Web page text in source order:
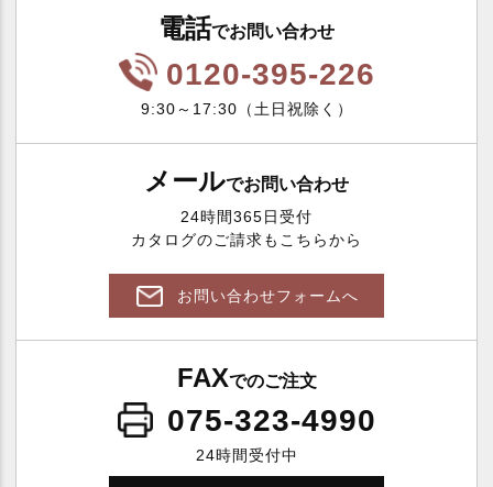
電話でお問い合わせ
0120-395-226
9:30～17:30（土日祝除く）
メールでお問い合わせ
24時間365日受付
カタログのご請求もこちらから
お問い合わせフォームへ
FAXでのご注文
075-323-4990
24時間受付中